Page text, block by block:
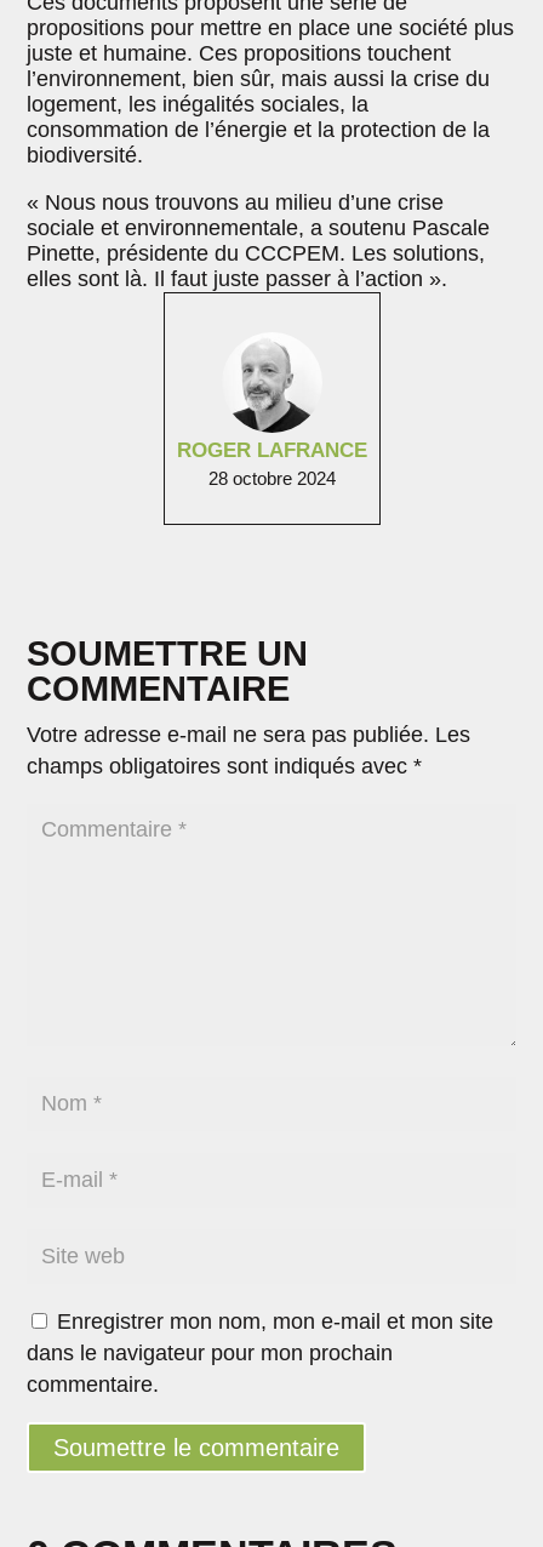
ROGER LAFRANCE
28 octobre 2024
propositions pour mettre en place une société plus
juste et humaine. Ces propositions touchent
l’environnement, bien sûr, mais aussi la crise du
logement, les inégalités sociales, la
consommation de l’énergie et la protection de la
biodiversité.
« Nous nous trouvons au milieu d’une crise
sociale et environnementale, a soutenu Pascale
Pinette, présidente du CCCPEM. Les solutions,
elles sont là. Il faut juste passer à l’action ».
SOUMETTRE UN
COMMENTAIRE
Votre adresse e-mail ne sera pas publiée. Les
champs obligatoires sont indiqués avec*
Enregistrer mon nom, mon e-mail et mon site
dans le navigateur pour mon prochain
commentaire.
Soumettre le commentaire